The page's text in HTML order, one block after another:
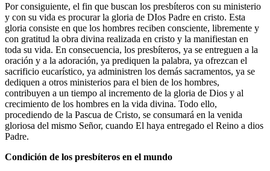
Por consiguiente, el fin que buscan los presbíteros con su ministerio
y con su vida es procurar la gloria de DIos Padre en cristo. Esta
gloria consiste en que los hombres reciben consciente, libremente y
con gratitud la obra divina realizada en cristo y la manifiestan en
toda su vida. En consecuencia, los presbíteros, ya se entreguen a la
oración y a la adoración, ya prediquen la palabra, ya ofrezcan el
sacrificio eucarístico, ya administren los demás sacramentos, ya se
dediquen a otros ministerios para el bien de los hombres,
contribuyen a un tiempo al incremento de la gloria de Dios y al
crecimiento de los hombres en la vida divina. Todo ello,
procediendo de la Pascua de Cristo, se consumará en la venida
gloriosa del mismo Señor, cuando El haya entregado el Reino a dios
Padre.
Condición de los presbíteros en el mundo